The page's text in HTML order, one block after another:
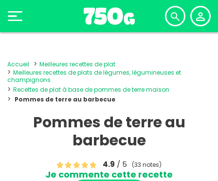
Accueil
Meilleures recettes de plat
Meilleures recettes de plats de légumes, légumineuses et
champignons
Recettes de plat à base de pommes de terre maison
Pommes de terre au barbecue
Pommes de terre au
barbecue
4.9 / 5 (33 notes)
Je commente cette recette